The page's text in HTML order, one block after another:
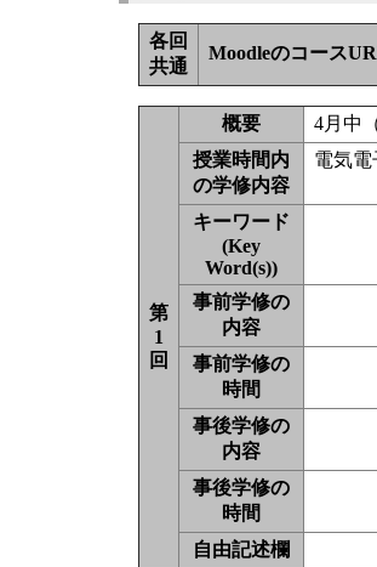
各回
共通
Moodleのコース
第
1
回
概要
4月中
授業時間内
の学修内容
電気
キーワード
(Key
Word(s))
事前学修の
内容
事前学修の
時間
事後学修の
内容
事後学修の
時間
自由記述欄